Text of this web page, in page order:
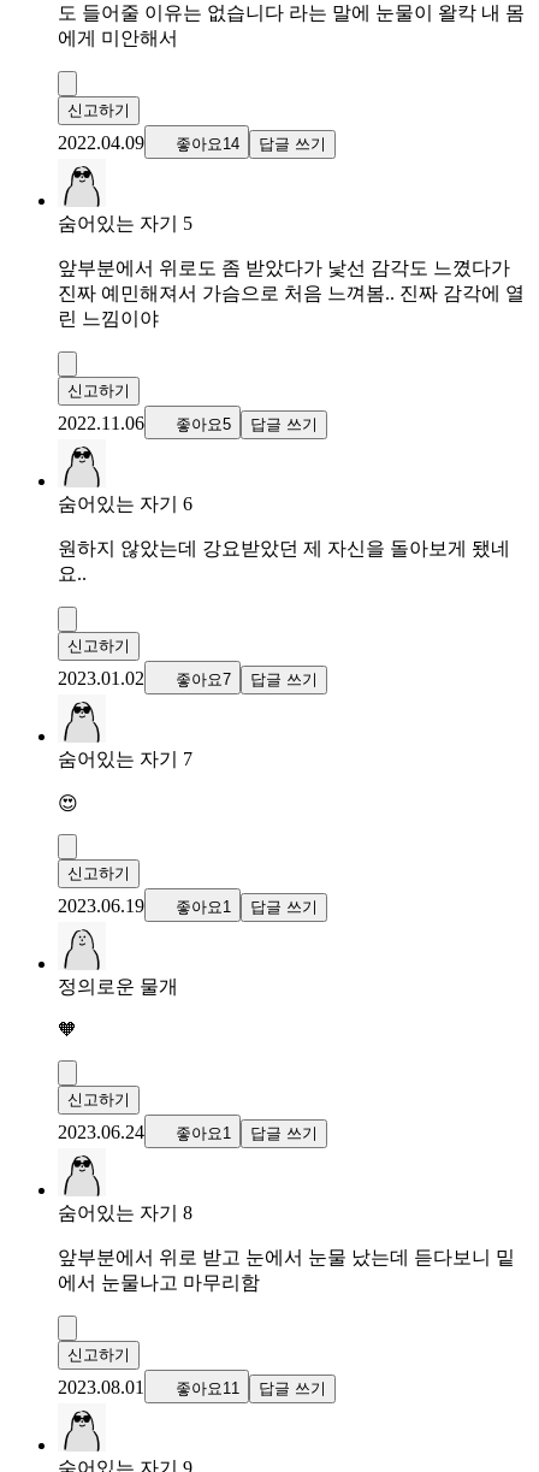
도 들어줄 이유는 없습니다 라는 말에 눈물이 왈칵 내 몸
에게 미안해서
신고하기
2022.04.09 좋아요14 답글 쓰기
숨어있는 자기 5
앞부분에서 위로도 좀 받았다가 낯선 감각도 느꼈다가
진짜 예민해져서 가슴으로 처음 느껴봄.. 진짜 감각에 열
린 느낌이야
신고하기
2022.11.06 좋아요5 답글 쓰기
숨어있는 자기 6
원하지 않았는데 강요받았던 제 자신을 돌아보게 됐네
요..
신고하기
2023.01.02 좋아요7 답글 쓰기
숨어있는 자기 7
😍
신고하기
2023.06.19 좋아요1 답글 쓰기
정의로운 물개
🧡
신고하기
2023.06.24 좋아요1 답글 쓰기
숨어있는 자기 8
앞부분에서 위로 받고 눈에서 눈물 났는데 듣다보니 밑
에서 눈물나고 마무리함
신고하기
2023.08.01 좋아요11 답글 쓰기
숨어있는 자기 9